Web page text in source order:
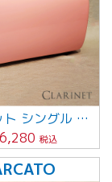
クラリネット シングル 【ピーチ】
税込